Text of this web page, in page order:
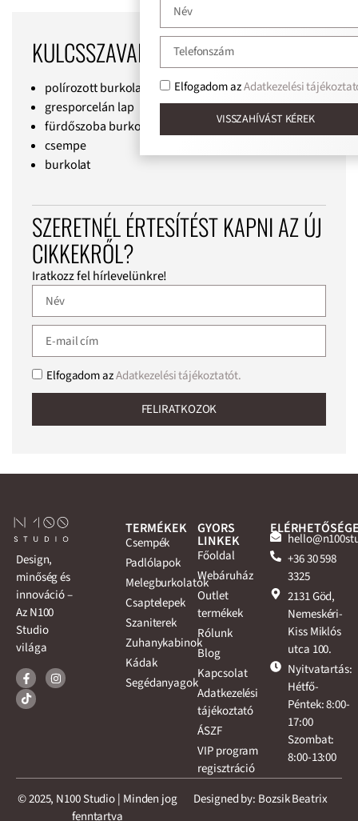
KULCSSZAVAK
polírozott burkolat
gresporcelán lap
fürdőszoba burkolat
csempe
burkolat
SZERETNÉL ÉRTESÍTÉST KAPNI AZ ÚJ
CIKKEKRŐL?
Iratkozz fel hírlevelünkre!
Elfogadom azAdatkezelési tájékoztatót.
FELIRATKOZOK
Design,
minőség és
innováció –
Az N100
Studio
világa
TERMÉKEK
Csempék
Padlólapok
Melegburkolatok
Csaptelepek
Szaniterek
Zuhanykabinok
Kádak
Segédanyagok
GYORS
LINKEK
Főoldal
Webáruház
Outlet
termékek
Rólunk
Blog
Kapcsolat
Adatkezelési
tájékoztató
ÁSZF
VIP program
regisztráció
+36 30 598
3325
2131 Göd,
Nemeskéri-
Kiss Miklós
utca 100.
Nyitvatartás:
Hétfő-
Péntek: 8:00-
17:00
Szombat:
8:00-13:00
© 2025, N100 Studio | Minden jog
fenntartva
Designed by: Bozsik Beatrix
Elfogadom azAdatkezelési
VISSZAHÍVÁST KÉREK